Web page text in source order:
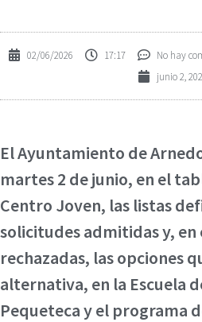
02/06/2026 17:17 No hay
junio 2,
El Ayuntamiento de
martes 2 de junio, en el
Centro Joven, las listas
solicitudes admitidas y, en
rechazadas, las opciones
alternativa, en la Escuela
Pequeteca y el programa